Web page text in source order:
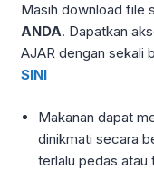
Masih download file
ANDA. Dapatkan
AJAR dengan sekali
SINI
Makanan dapat
dinikmati secara
terlalu pedas atau